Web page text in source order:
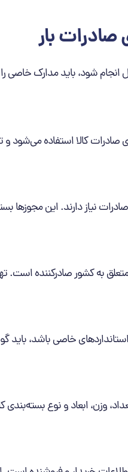
صادرات بار
انجام شود، باید مدارک خاصی
کالا استفاده می‌شود و
صادرات نیاز دارند. این
به کشور صادرکننده است.
خاصی باشد، باید
وزن، ابعاد و نوع بسته‌بندی